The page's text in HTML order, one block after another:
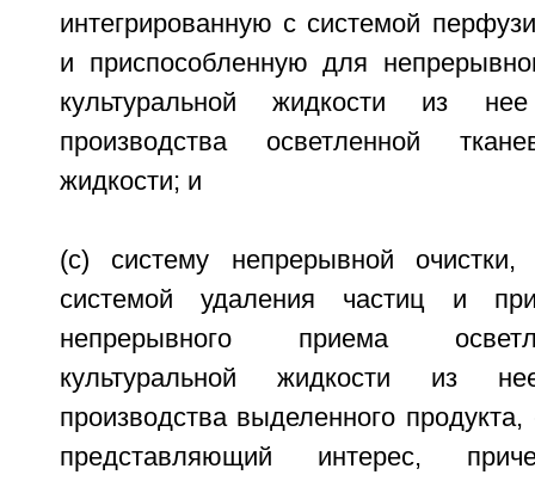
интегрированную с системой
и приспособленную для
культуральной жидкости из
производства осветленной
жидкости; и
(c) систему непрерывной очистки,
системой удаления частиц и
непрерывного приема
культуральной жидкости из
производства выделенного
представляющий интерес,